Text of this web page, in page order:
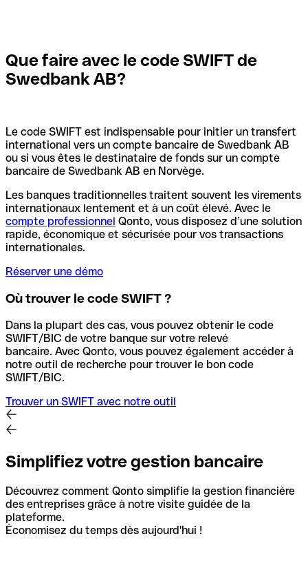
Que faire avec le code SWIFT de
Swedbank AB?
Le code SWIFT est indispensable pour initier un transfert
international vers un compte bancaire de Swedbank AB
ou si vous êtes le destinataire de fonds sur un compte
bancaire de Swedbank AB en Norvège.
Les banques traditionnelles traitent souvent les virements
internationaux lentement et à un coût élevé. Avec le
compte professionnel Qonto, vous disposez d’une solution
rapide, économique et sécurisée pour vos transactions
internationales.
Réserver une démo
Où trouver le code SWIFT ?
Dans la plupart des cas, vous pouvez obtenir le code
SWIFT/BIC de votre banque sur votre relevé
bancaire. Avec Qonto, vous pouvez également accéder à
notre outil de recherche pour trouver le bon code
SWIFT/BIC.
Trouver un SWIFT avec notre outil
Simplifiez votre gestion bancaire
Découvrez comment Qonto simplifie la gestion financière
des entreprises grâce à notre visite guidée de la
plateforme.
Économisez du temps dès aujourd'hui !